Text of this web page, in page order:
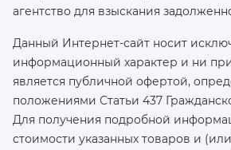
агентство для взыскания
Данный Интернет-сайт носит
информационный характер и ни
является публичной офертой,
положениями Статьи 437
Для получения подробной
стоимости указанных товаров и